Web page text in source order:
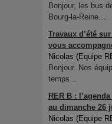
Bonjour, les bus
Bourg-la-Reine.…
Travaux d’été
vous
Nicolas (Equipe
Bonjour. Nos
temps…
RER B :
au dimanche 26
Nicolas (Equipe